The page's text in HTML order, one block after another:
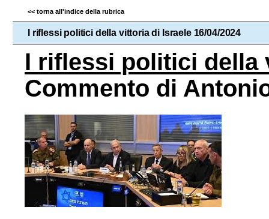
<< torna all'indice della rubrica
I riflessi politici della vittoria di Israele 16/04/2024
I riflessi politici della
Commento di